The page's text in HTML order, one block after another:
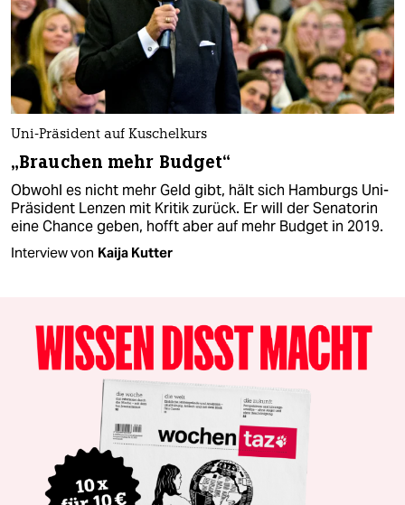
Uni-Präsident auf Kuschelkurs
„Brauchen mehr Budget“
Obwohl es nicht mehr Geld gibt, hält sich Hamburgs Uni-
Präsident Lenzen mit Kritik zurück. Er will der Senatorin
eine Chance geben, hofft aber auf mehr Budget in 2019.
Interview von Kaija Kutter